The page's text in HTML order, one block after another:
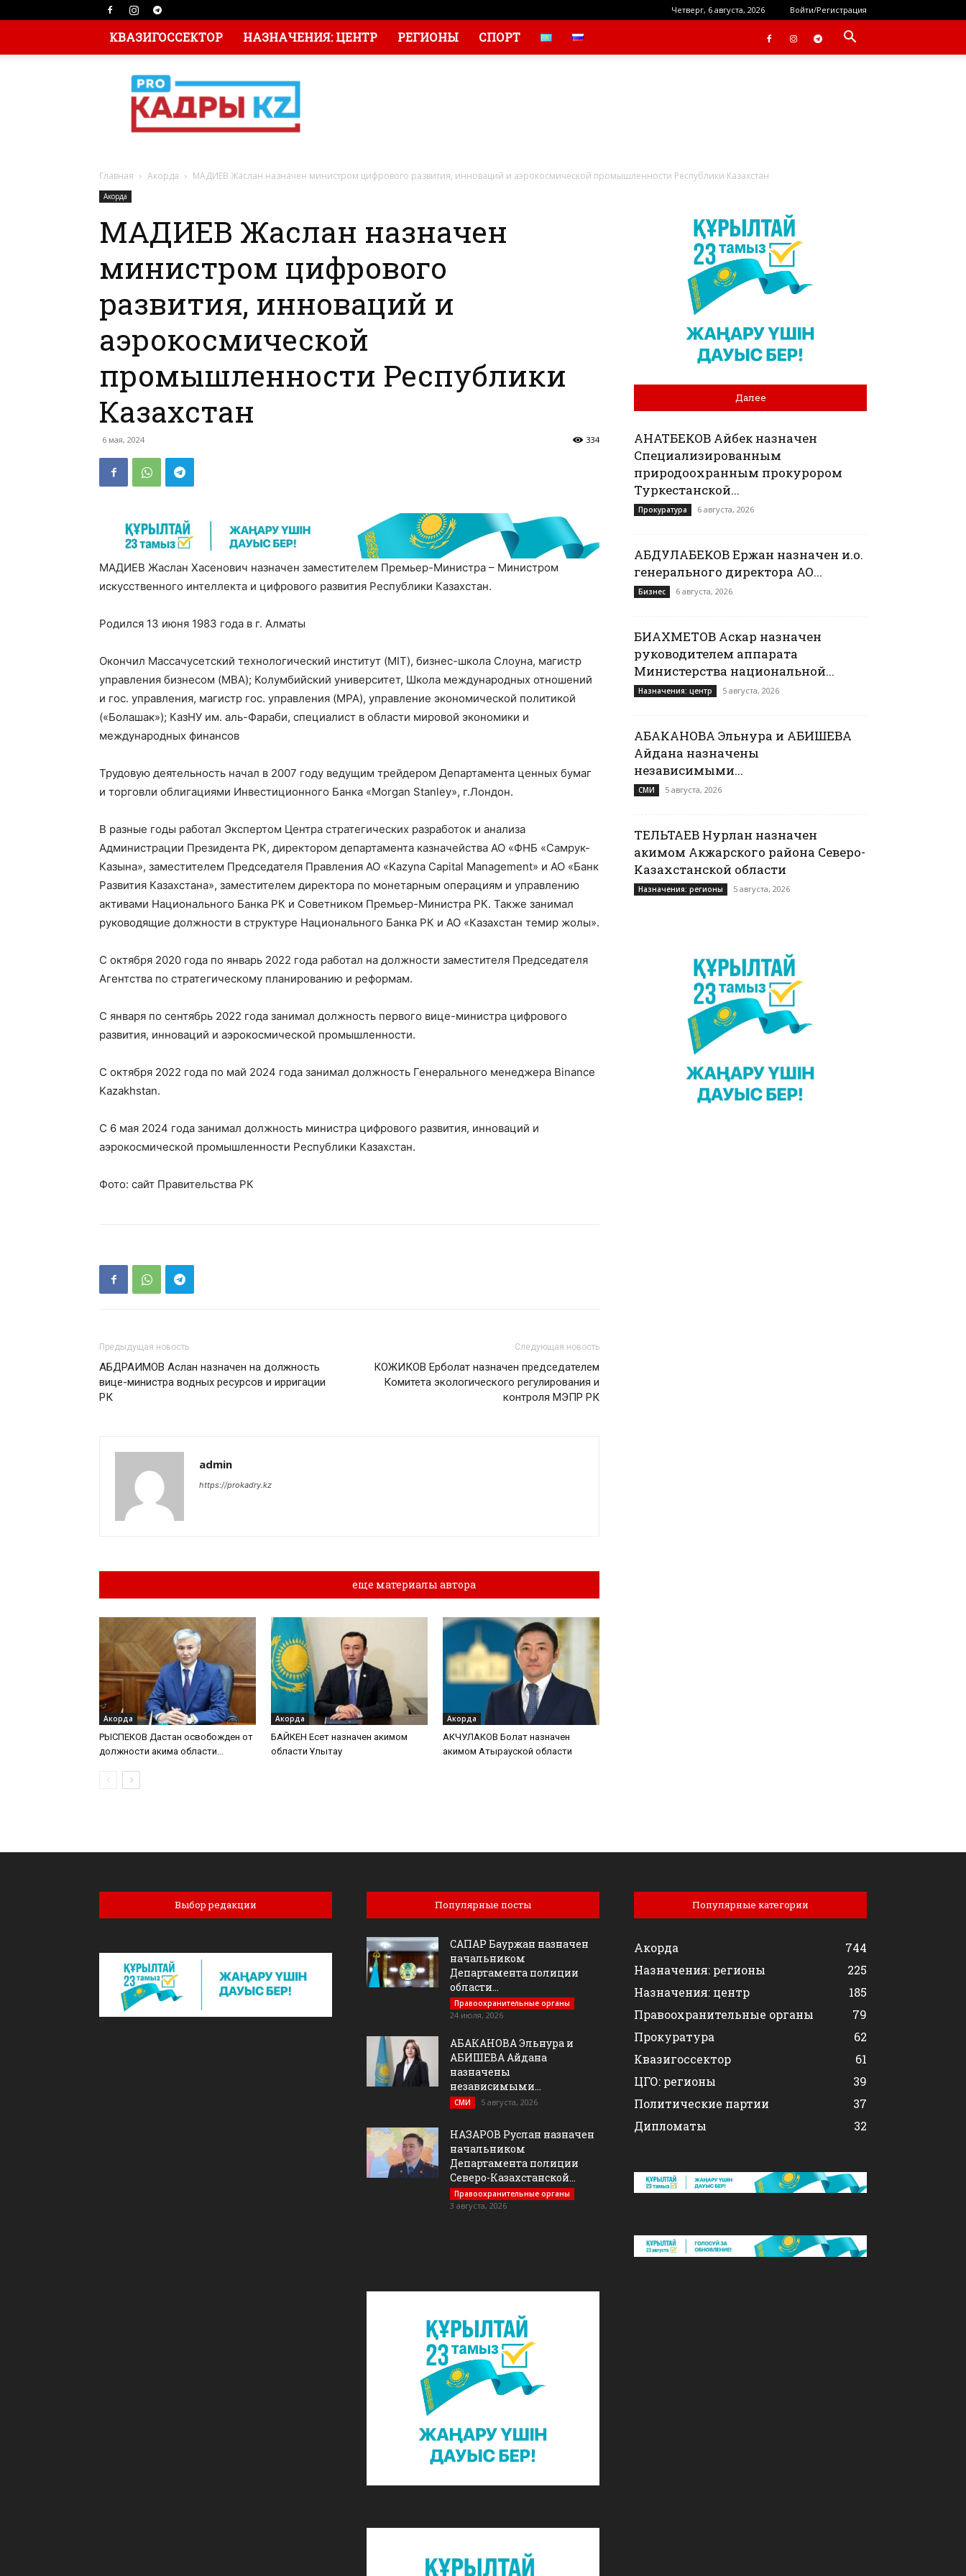
Четверг, 6 августа, 2026 Войти/Регистрация
КВАЗИГОССЕКТОР НАЗНАЧЕНИЯ: ЦЕНТР РЕГИОНЫ СПОРТ
Главная Акорда МАДИЕВ Жаслан назначен министром цифрового развития, инноваций и аэрокосмической промышленности Республики Казахстан
Акорда
МАДИЕВ Жаслан назначен
министром цифрового
развития, инноваций и
аэрокосмической
промышленности Республики
Казахстан
6 мая, 2024 334
МАДИЕВ Жаслан Хасенович назначен заместителем Премьер-Министра – Министром
искусственного интеллекта и цифрового развития Республики Казахстан.
Родился 13 июня 1983 года в г. Алматы
Окончил Массачусетский технологический институт (MIT), бизнес-школа Слоуна, магистр
управления бизнесом (MBA); Колумбийский университет, Школа международных отношений
и гос. управления, магистр гос. управления (MPA), управление экономической политикой
(«Болашак»); КазНУ им. аль-Фараби, специалист в области мировой экономики и
международных финансов
Трудовую деятельность начал в 2007 году ведущим трейдером Департамента ценных бумаг
и торговли облигациями Инвестиционного Банка «Morgan Stanley», г.Лондон.
В разные годы работал Экспертом Центра стратегических разработок и анализа
Администрации Президента РК, директором департамента казначейства АО «ФНБ «Самрук-
Казына», заместителем Председателя Правления АО «Kazyna Capital Management» и АО «Банк
Развития Казахстана», заместителем директора по монетарным операциям и управлению
активами Национального Банка РК и Советником Премьер-Министра РК. Также занимал
руководящие должности в структуре Национального Банка РК и АО «Казахстан темир жолы».
С октября 2020 года по январь 2022 года работал на должности заместителя Председателя
Агентства по стратегическому планированию и реформам.
С января по сентябрь 2022 года занимал должность первого вице-министра цифрового
развития, инноваций и аэрокосмической промышленности.
С октября 2022 года по май 2024 года занимал должность Генерального менеджера Binance
Kazakhstan.
С 6 мая 2024 года занимал должность министра цифрового развития, инноваций и
аэрокосмической промышленности Республики Казахстан.
Фото: сайт Правительства РК
Предыдущая новость
АБДРАИМОВ Аслан назначен на должность
вице-министра водных ресурсов и ирригации
РК
Следующая новость
КОЖИКОВ Ерболат назначен председателем
Комитета экологического регулирования и
контроля МЭПР РК
admin
https://prokadry.kz
еще материалы автора
Акорда
РЫСПЕКОВ Дастан освобожден от
должности акима области...
Акорда
БАЙКЕН Есет назначен акимом
области Ұлытау
Акорда
АКЧУЛАКОВ Болат назначен
акимом Атырауской области
Далее
ҚАНАТБЕКОВ Айбек назначен
Специализированным
природоохранным прокурором
Туркестанской...
Прокуратура 6 августа, 2026
АБДУЛАБЕКОВ Ержан назначен и.о.
генерального директора АО...
Бизнес 6 августа, 2026
БИАХМЕТОВ Аскар назначен
руководителем аппарата
Министерства национальной...
Назначения: центр 5 августа, 2026
АБАКАНОВА Эльнура и АБИШЕВА
Айдана назначены
независимыми...
СМИ 5 августа, 2026
ТЕЛЬТАЕВ Нурлан назначен
акимом Акжарского района Северо-
Казахстанской области
Назначения: регионы 5 августа, 2026
Выбор редакции Популярные посты
САПАР Бауржан назначен
начальником
Департамента полиции
области...
Правоохранительные органы
24 июля, 2026
АБАКАНОВА Эльнура и
АБИШЕВА Айдана
назначены
независимыми...
СМИ 5 августа, 2026
НАЗАРОВ Руслан назначен
начальником
Департамента полиции
Северо-Казахстанской...
Правоохранительные органы
3 августа, 2026
Популярные категории
Акорда
744
Назначения: регионы
225
Назначения: центр
185
Правоохранительные органы
79
Прокуратура
62
Квазигоссектор
61
ЦГО: регионы
39
Политические партии
37
Дипломаты
32